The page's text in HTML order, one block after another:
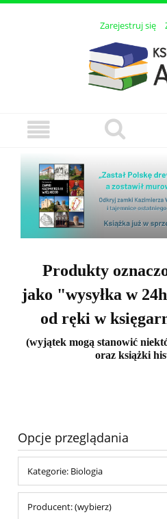
Zarejestruj się
Produkty
jako "wysyłka w
od ręki w
(wyjątek mogą stanowić
oraz książki
Opcje przeglądania
Kategorie: Biologia
Producent: (wybierz)